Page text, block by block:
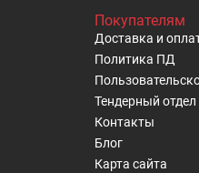
Покупателям
Доставка и
Политика ПД
Тендерный отдел
Контакты
Блог
Карта сайта